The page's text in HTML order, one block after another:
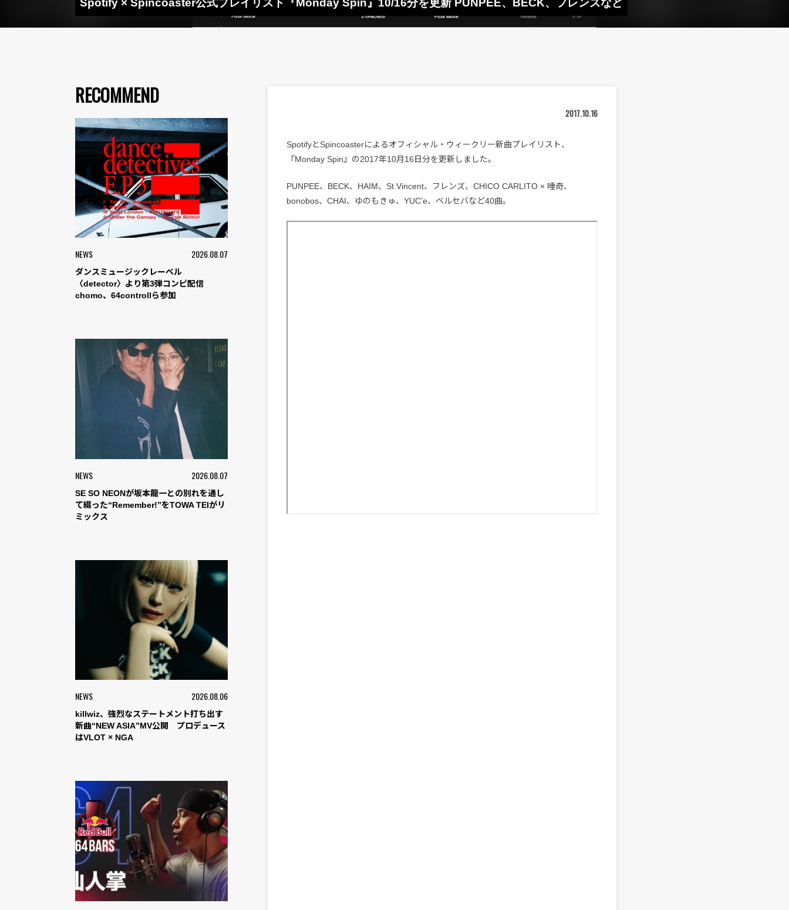
Spotify × Spincoaster公式プレイリスト『Monday Spin』10/16分を更新 PUNPEE、BECK、フレンズなど
RECOMMEND
NEWS 2026.08.07
ダンスミュージックレーベル
〈detector〉より第3弾コンピ配信
chomo、64controllら参加
NEWS 2026.08.07
SE SO NEONが坂本龍一との別れを通し
て綴った“Remember!”をTOWA TEIがリ
ミックス
NEWS 2026.08.06
killwiz、強烈なステートメント打ち出す
新曲“NEW ASIA”MV公開 プロデュース
はVLOT × NGA
2017.10.16
SpotifyとSpincoasterによるオフィシャル・ウィークリー新曲プレイリスト、
『Monday Spin』の2017年10月16日分を更新しました。
PUNPEE、BECK、HAIM、St.Vincent、フレンズ、CHICO CARLITO × 唾奇、
bonobos、CHAI、ゆのもきゅ、YUC’e、ベルセバなど40曲。